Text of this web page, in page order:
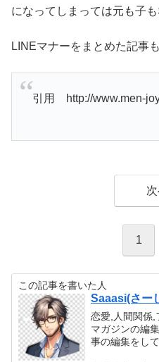
になってしまっては元も子も
LINEマナーをまとめた記事
引用 http://www.men-
1
この記事を書いた人
Saaasi(さー
恋愛,人間関係,
マガジンの編
事の編集をし